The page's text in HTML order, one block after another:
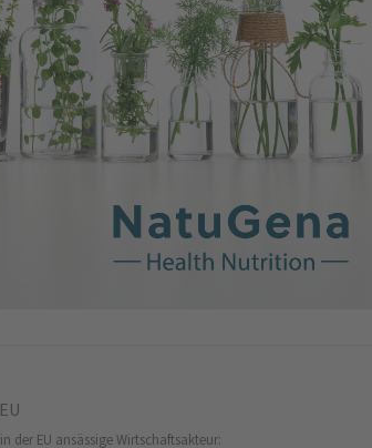
der EU ansässige Wirtschaftsakteur: